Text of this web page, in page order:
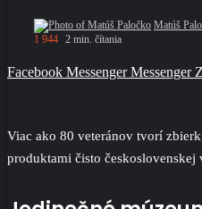
Matúš
1 944 2 min. čítania
Facebook Messenger Messenger
Viac ako 80 veteránov tvorí
produktami čisto československej